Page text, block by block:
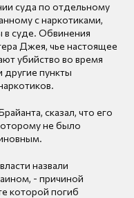
суда по отдельному
с наркотиками,
в суде. Обвинения
Джея, чье настоящее
убийство во время
другие пункты
сказал, что его
не было
назвали
- причиной
которой погиб